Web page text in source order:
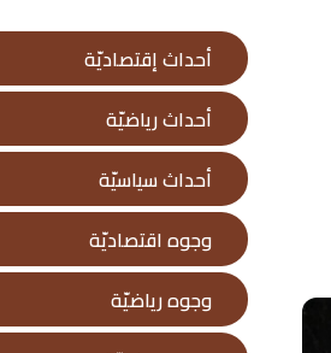
أحداث إقتصاديّة
أحداث رياضيّة
أحداث سياسيّة
وجوه اقتصاديّة
وجوه رياضيّة